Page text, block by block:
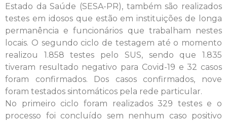
Estado da Saúde (SESA-PR), também são realizados
testes em idosos que estão em instituições de longa
permanência e funcionários que trabalham nestes
locais. O segundo ciclo de testagem até o momento
realizou 1.858 testes pelo SUS, sendo que 1.835
tiveram resultado negativo para Covid-19 e 32 casos
foram confirmados. Dos casos confirmados, nove
foram testados sintomáticos pela rede particular.
No primeiro ciclo foram realizados 329 testes e o
processo foi concluído sem nenhum caso positivo